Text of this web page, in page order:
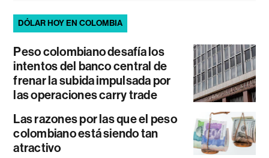
DÓLAR HOY EN COLOMBIA
Peso colombiano desafía los
intentos del banco central de
frenar la subida impulsada por
las operaciones carry trade
Las razones por las que el peso
colombiano está siendo tan
atractivo